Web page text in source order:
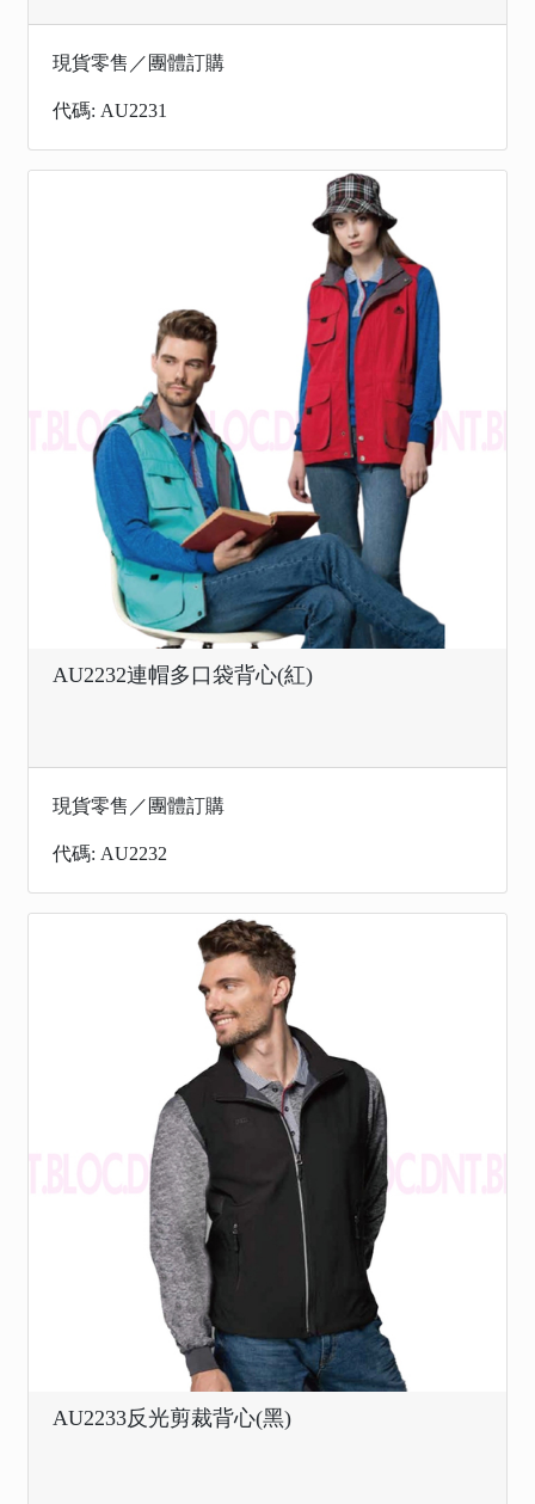
現貨零售／團體訂購
代碼: AU2231
AU2232連帽多口袋背心(紅)
現貨零售／團體訂購
代碼: AU2232
AU2233反光剪裁背心(黑)